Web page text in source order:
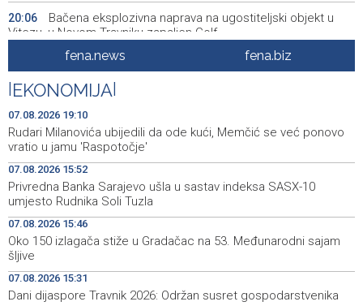
20:06
Bačena eksplozivna naprava na ugostiteljski objekt u
Vitezu, u Novom Travniku zapaljen Golf
Galerija ULUPUBiH otvara novu izlagačku sezonu,
predstavlja novi izlagački program
19:44 Faris Dževahirić novi nogometaš Veleža
19:21 Announcement of events for Saturday, 8 August 2026
19:10
Rudari Milanovića ubijedili da ode kući, Memčić se već
ponovo vratio u jamu 'Raspotočje'
19:03
Sarajevo Film Festival presents Kinoscope and
Kinoscope Surreal programs
19:00
fena.news fena.biz
EKONOMIJA
07.08.2026 19:10
Rudari Milanovića ubijedili da ode kući, Memčić se već ponovo
vratio u jamu 'Raspotočje'
07.08.2026 15:52
Privredna Banka Sarajevo ušla u sastav indeksa SASX-10
umjesto Rudnika Soli Tuzla
07.08.2026 15:46
Oko 150 izlagača stiže u Gradačac na 53. Međunarodni sajam
šljive
07.08.2026 15:31
Dani dijaspore Travnik 2026: Održan susret gospodarstvenika